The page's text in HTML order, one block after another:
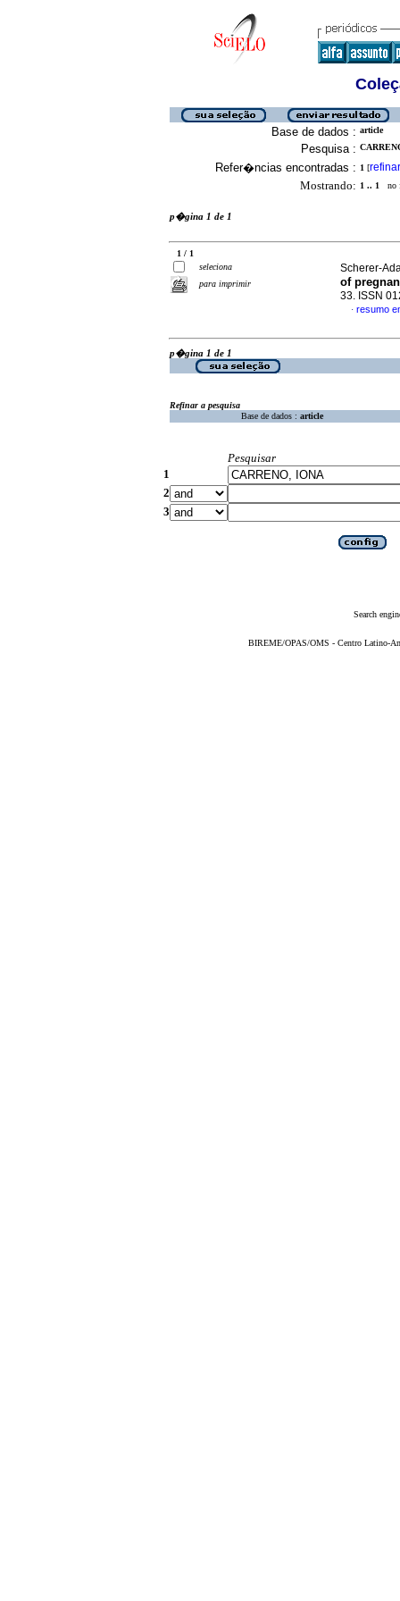
Base de dados : article
Pesquisa :
Refer�ncias encontradas : 1 [refinar
Mostrando: 1 .. 1 no
p�gina 1 de 1
1 / 1
seleciona
para imprimir
Scherer-
of
33. ISSN
· resumo
p�gina 1 de 1
Refinar a pesquisa
Base de dados : article
Pesquisar
1
2
3
Search
BIREME/OPAS/OMS - Centro Latino-